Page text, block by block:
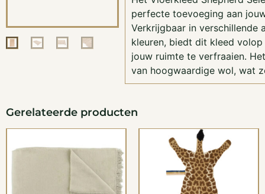
perfecte toevoeging aan
Verkrijgbaar in verschillende
kleuren, biedt dit kleed
jouw ruimte te verfraaien.
van hoogwaardige wol, wat
Gerelateerde producten